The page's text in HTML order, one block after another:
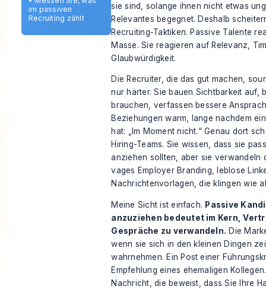
im passiven
Recruiting zählt
sie sind, solange ihnen nicht etwas
Relevantes begegnet. Deshalb
Recruiting-Taktiken. Passive Talente
Masse. Sie reagieren auf Relevanz,
Glaubwürdigkeit.
Die Recruiter, die das gut machen,
nur härter. Sie bauen Sichtbarkeit auf,
brauchen, verfassen bessere
Beziehungen warm, lange nachdem
hat: „Im Moment nicht.“ Genau dort
Hiring-Teams. Sie wissen, dass sie
anziehen sollten, aber sie verwandeln
vages Employer Branding, leblose
Nachrichtenvorlagen, die klingen wie
Meine Sicht ist einfach. Passive
anzuziehen bedeutet im Kern,
Gespräche zu verwandeln. Die
wenn sie sich in den kleinen Dingen
wahrnehmen. Ein Post einer
Empfehlung eines ehemaligen
Nachricht, die beweist, dass Sie Ihre